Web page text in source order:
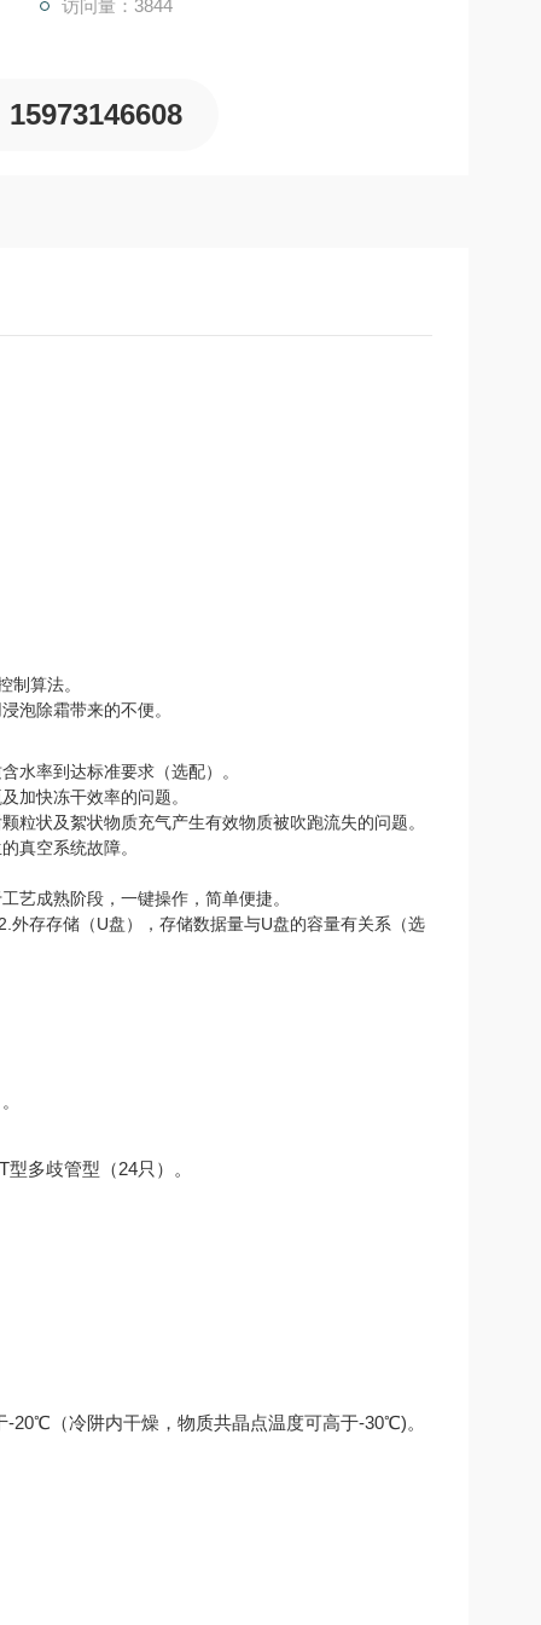
访问量：3844
15973146608
算法。
泡除霜带来的不便。
水率到达标准要求（选配）。
加快冻干效率的问题。
粒状及絮状物质充气产生有效物质被吹跑流失的问题。
真空系统故障。
艺成熟阶段，一键操作，简单便捷。
存存储（U盘），存储数据量与U盘的容量有关系（选
多歧管型（24只）。
20℃（冷阱内干燥，物质共晶点温度可高于-30℃)。